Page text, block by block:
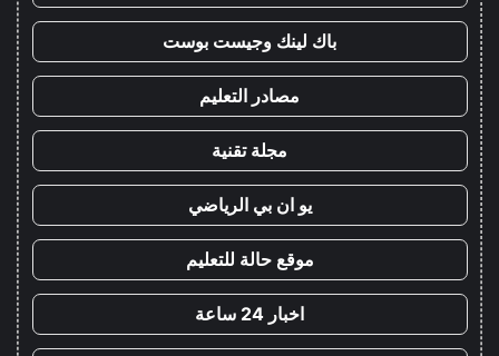
باك لينك وجيست بوست
مصادر التعليم
مجلة تقنية
يو ان بي الرياضي
موقع حالة للتعليم
اخبار 24 ساعة